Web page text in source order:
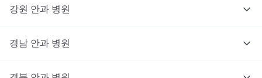
강원 안과 병원
경남 안과 병원